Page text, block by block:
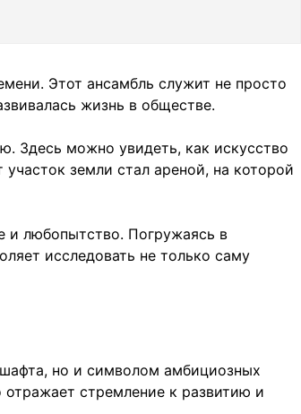
Этот ансамбль служит не просто
жизнь в обществе.
Здесь можно увидеть, как искусство
земли стал ареной, на которой
и любопытство. Погружаясь в
исследовать не только саму
но и символом амбициозных
отражает стремление к развитию и